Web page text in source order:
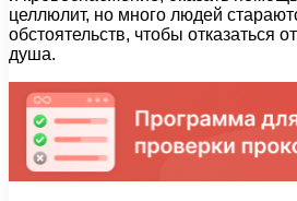
целлюлит, но много людей
обстоятельств, чтобы отказаться
душа.